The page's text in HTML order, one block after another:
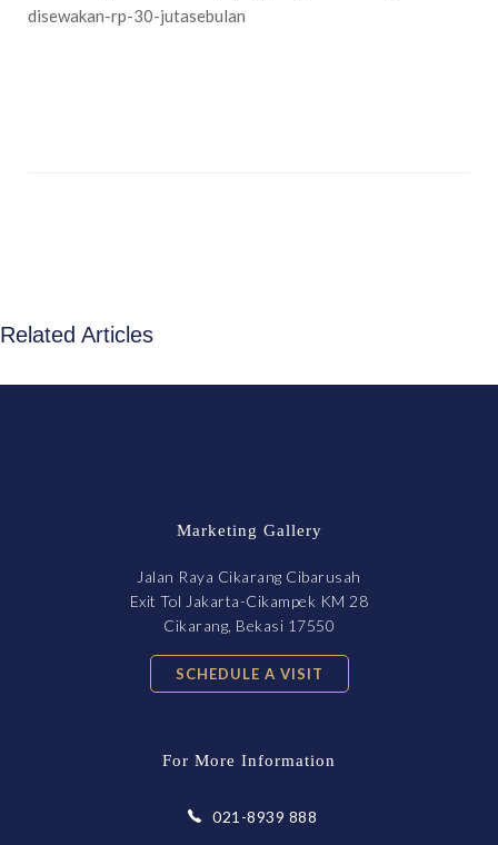
disewakan-rp-30-jutasebulan
Related Articles
Marketing Gallery
Jalan Raya Cikarang Cibarusah
Exit Tol Jakarta-Cikampek KM 28
Cikarang, Bekasi 17550
SCHEDULE A VISIT
For More Information
021-8939 888